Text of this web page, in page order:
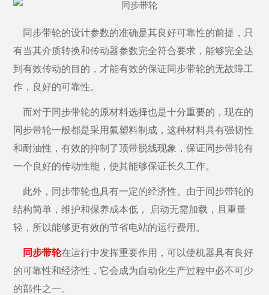
同步带轮的设计参数的准确是其良好可靠性的前提，只
有当其介质转换和传动器参数完全符合要求，能够完全达
到有效传动的目的，才能有效的保证同步带轮的无故障工
作，良好的可靠性。
而对于同步带轮的原材料选择也是十分重要的，现在的
同步带轮一般都是采用氟塑料制成，这种材料具有强韧性
和耐油性，有效的抑制了顶带脱线现象，保证同步带轮有
一个良好的传动性能，使其能够保证长久工作。
此外，同步带轮也具有一定的经济性。由于同步带轮的
结构简单，维护和保养成本低，
启动无需加载，且重量
轻，所以能够更有效的节省电站的运行费用。
同步带轮在运行中发挥重要作用，可以使机器具有良好
的可靠性和经济性，它会成为自动化生产过程中必不可少
的部件之一。